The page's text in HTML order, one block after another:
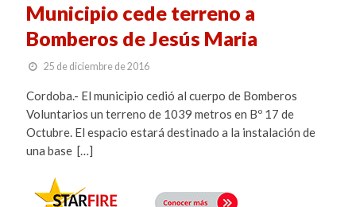
Municipio cede terreno a
Bomberos de Jesús Maria
25 de diciembre de 2016
Cordoba.- El municipio cedió al cuerpo de Bomberos
Voluntarios un terreno de 1039 metros en Bº 17 de
Octubre. El espacio estará destinado a la instalación de
una base […]